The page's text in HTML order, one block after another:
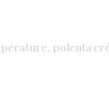
polenta